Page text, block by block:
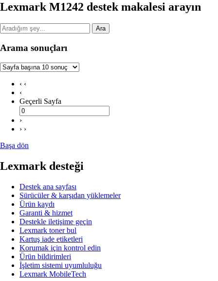
Lexmark M1242 destek makalesi arayın
Ara
Arama sonuçları
‹ ‹
‹
Geçerli Sayfa
›
› ›
Başa dön
Lexmark desteği
Destek ana sayfası
Sürücüler & karşıdan yüklemeler
Ürün kaydı
Garanti & hizmet
Destekle iletişime geçin
Lexmark toner bul
Kartuş iade etiketleri
Korumak için kontrol edin
Ürün bildirimleri
İşletim sistemi uyumluluğu
Lexmark MobileTech